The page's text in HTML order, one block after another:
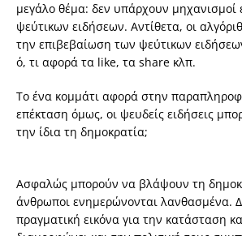
μεγάλο θέμα: δεν υπάρχουν μηχανισμοί
ψεύτικων ειδήσεων. Αντίθετα, οι
την επιβεβαίωση των ψεύτικων
ό, τι αφορά τα like, τα share κλπ.
Το ένα κομμάτι αφορά στην
επέκταση όμως, οι ψευδείς ειδήσεις
την ίδια τη δημοκρατία;
Ασφαλώς μπορούν να βλάψουν τη
άνθρωποι ενημερώνονται λανθασμένα.
πραγματική εικόνα για την κατάσταση